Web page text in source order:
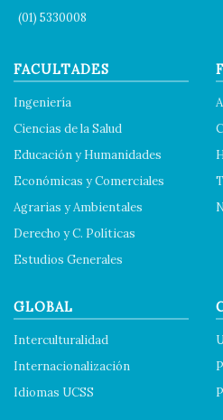
(01) 5330008
FACULTADES
Ingeniería
Ciencias de la Salud
Educación y Humanidades
Económicas y Comerciales
Agrarias y Ambientales
Derecho y C. Políticas
Estudios Generales
GLOBAL
Interculturalidad
Internacionalización
Idiomas UCSS